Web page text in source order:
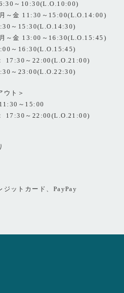
～10:30(L.O.10:00)
～金 11:30～15:00(L.O.14:00)
～15:30(L.O.14:30)
～金 13:00～16:30(L.O.15:45)
～16:30(L.O.15:45)
17:30～22:00(L.O.21:00)
～23:00(L.O.22:30)
ウト＞
～15:00
17:30～22:00(L.O.21:00)
ジットカード、PayPay